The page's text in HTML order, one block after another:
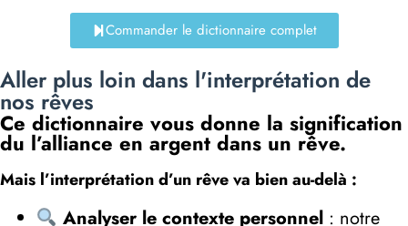
Commander le dictionnaire complet
Aller plus loin dans l'interprétation de
nos rêves
Ce dictionnaire vous donne la signification
du l’alliance en argent dans un rêve.
Mais l’interprétation d’un rêve va bien au-delà :
Analyser le contexte personnel: notre